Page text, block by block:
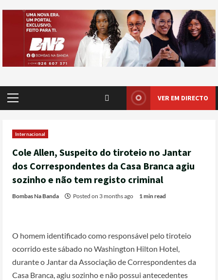
VER EM DIRECTO
Internacional
Cole Allen, Suspeito do tiroteio no Jantar
dos Correspondentes da Casa Branca agiu
sozinho e não tem registo criminal
Bombas Na Banda Posted on 3 months ago 1 min read
O homem identificado como responsável pelo tiroteio
ocorrido este sábado no Washington Hilton Hotel,
durante o Jantar da Associação de Correspondentes da
Casa Branca, agiu sozinho e não possui antecedentes